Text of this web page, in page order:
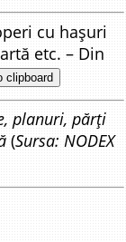
cu hașuri
etc. – Din
clipboard
planuri, părți
(Sursa: NODEX